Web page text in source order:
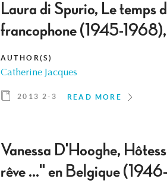
Laura di Spurio, Le temps
francophone (1945-
AUTHOR(S)
Catherine Jacques
2013 2-3 READ MORE
Vanessa D'Hooghe,
rêve ..." en Belgique